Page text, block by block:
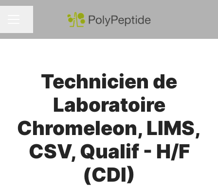
Partager la page
Technicien de
Laboratoire
Chromeleon, LIMS,
CSV, Qualif - H/F
(CDI)